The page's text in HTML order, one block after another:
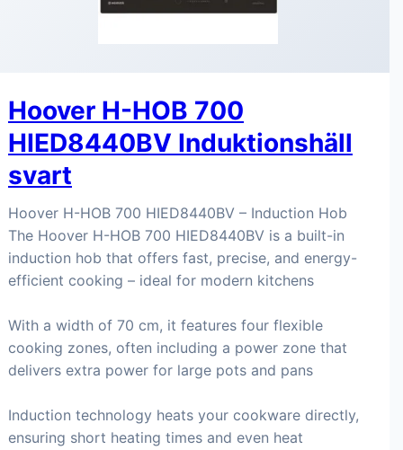
Hoover H-HOB 700
HIED8440BV Induktionshäll
svart
Hoover H-HOB 700 HIED8440BV – Induction Hob
The Hoover H-HOB 700 HIED8440BV is a built-in
induction hob that offers fast, precise, and energy-
efficient cooking – ideal for modern kitchens
With a width of 70 cm, it features four flexible
cooking zones, often including a power zone that
delivers extra power for large pots and pans
Induction technology heats your cookware directly,
ensuring short heating times and even heat